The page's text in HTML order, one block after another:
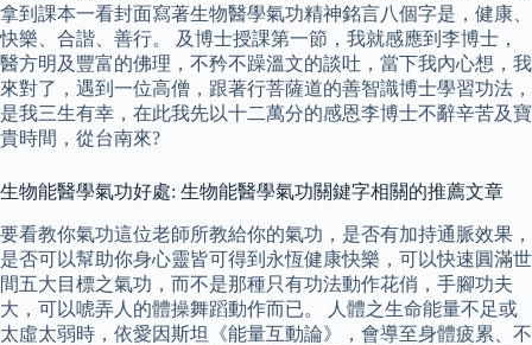
拿到課本一看封面寫著生物醫學氣功精神銘言八個字是，健康、
快樂、合諧、善行。 及博士授課第一節，我就感應到李博士，
醫方明及豐富的佛理，不矜不躁溫文的談吐，當下我內心想，我
來對了，遇到一位高僧，跟著行菩薩道的善智識博士學習功法，
是我三生有幸，在此我先以十二萬分的感恩李博士不辭辛苦及寶
貴時間，從台南來?
生物能醫學氣功好處: 生物能醫學氣功關鍵字相關的推薦文章
要看教你氣功這位老師所教給你的氣功，是否有加持通脈效果，
是否可以幫助你身心靈皆可得到永恆健康快樂，可以快速圓滿世
間五大目標之氣功，而不是那種只有功法動作花俏，手腳功夫
大，可以唬弄人的體操舞蹈動作而已。 人體之生命能量不足或
太虛太弱時，依愛因斯坦《能量互動論》，會導至身體疲累、不